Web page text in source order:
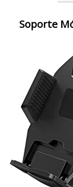
Soporte